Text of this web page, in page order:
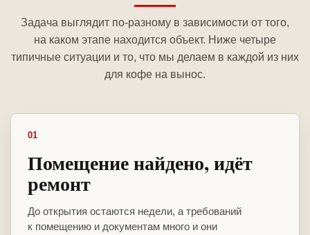
Задача выглядит по-разному в зависимости от того,
на каком этапе находится объект. Ниже четыре
типичные ситуации и то, что мы делаем в каждой из них
для кофе на вынос.
01
Помещение найдено, идёт
ремонт
До открытия остаются недели, а требований
к помещению и документам много и они